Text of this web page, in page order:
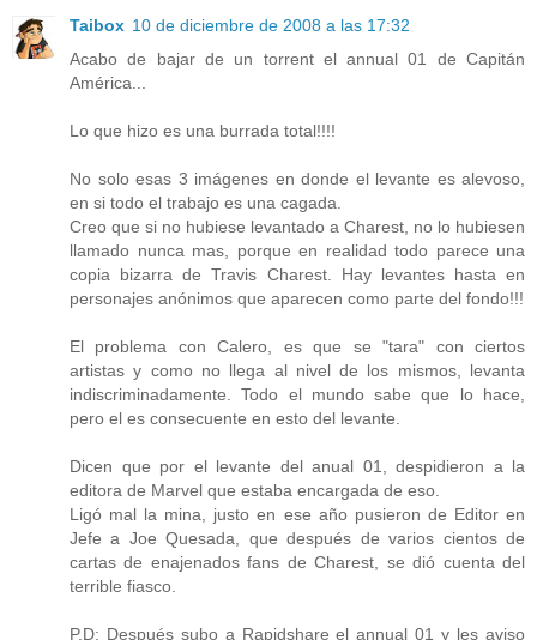
Taibox 10 de diciembre de 2008 a las 17:32
Acabo de bajar de un torrent el annual 01 de Capitán
América...
Lo que hizo es una burrada total!!!!
No solo esas 3 imágenes en donde el levante es alevoso,
en si todo el trabajo es una cagada.
Creo que si no hubiese levantado a Charest, no lo hubiesen
llamado nunca mas, porque en realidad todo parece una
copia bizarra de Travis Charest. Hay levantes hasta en
personajes anónimos que aparecen como parte del fondo!!!
El problema con Calero, es que se "tara" con ciertos
artistas y como no llega al nivel de los mismos, levanta
indiscriminadamente. Todo el mundo sabe que lo hace,
pero el es consecuente en esto del levante.
Dicen que por el levante del anual 01, despidieron a la
editora de Marvel que estaba encargada de eso.
Ligó mal la mina, justo en ese año pusieron de Editor en
Jefe a Joe Quesada, que después de varios cientos de
cartas de enajenados fans de Charest, se dió cuenta del
terrible fiasco.
P.D: Después subo a Rapidshare el annual 01 y les aviso